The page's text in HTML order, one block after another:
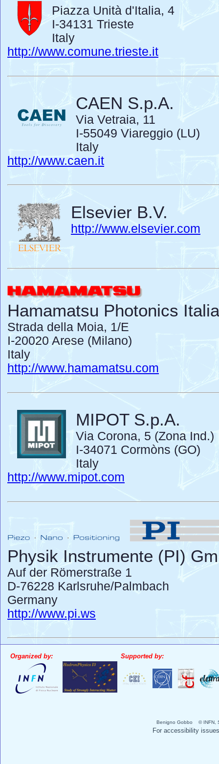
Piazza Unità d'Italia, 4
I-34131 Trieste
Italy
http://www.comune.trieste.it
CAEN S.p.A.
Via Vetraia, 11
I-55049 Viareggio (LU)
Italy
http://www.caen.it
Elsevier B.V.
http://www.elsevier.com
Hamamatsu Photonics
Strada della Moia, 1/E
I-20020 Arese (Milano)
Italy
http://www.hamamatsu.com
MIPOT S.p.A.
Via Corona, 5 (Zona Ind.)
I-34071 Cormòns (GO)
Italy
http://www.mipot.com
Physik Instrumente (PI)
Auf der Römerstraße 1
D-76228 Karlsruhe/Palmbach
Germany
http://www.pi.ws
Organized by: Supported by:
Benigno Gobbo © INFN,
For accessibility